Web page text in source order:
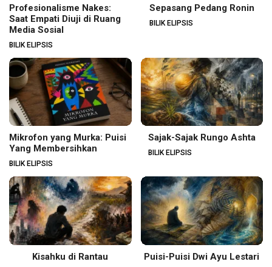
Profesionalisme Nakes:
Saat Empati Diuji di Ruang
Media Sosial
BILIK ELIPSIS
Sepasang Pedang Ronin
BILIK ELIPSIS
Mikrofon yang Murka: Puisi
Yang Membersihkan
BILIK ELIPSIS
Sajak-Sajak Rungo Ashta
BILIK ELIPSIS
Kisahku di Rantau Puisi-Puisi Dwi Ayu Lestari